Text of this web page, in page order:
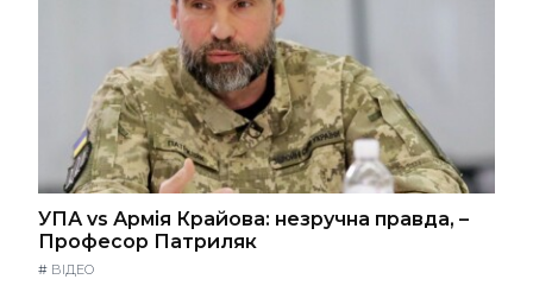
УПА vs Армія Крайова: незручна правда, –
Професор Патриляк
# ВІДЕО